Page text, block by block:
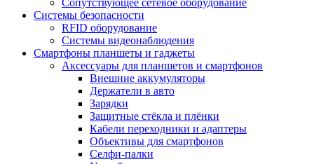
Сопутствующее сетевое оборудование
Системы безопасности
RFID оборудование
Системы видеонаблюдения
Смартфоны планшеты и гаджеты
Аксессуары для планшетов и смартфонов
Внешние аккумуляторы
Держатели в авто
Зарядки
Защитные стёкла и плёнки
Кабели переходники и адаптеры
Объективы для смартфонов
Селфи-палки